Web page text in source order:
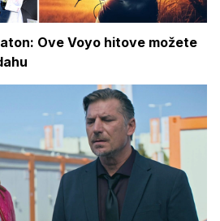
Ove Voyo hitove možete